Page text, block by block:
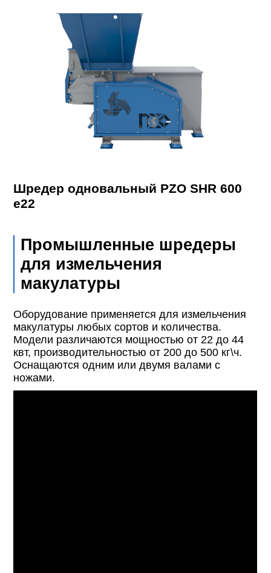
Шредер одновальный PZO SHR 600
e22
Промышленные шредеры
для измельчения
макулатуры
Оборудование применяется для измельчения
макулатуры любых сортов и количества.
Модели различаются мощностью от 22 до 44
квт, производительностью от 200 до 500 кг\ч.
Оснащаются одним или двумя валами с
ножами.